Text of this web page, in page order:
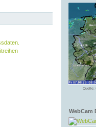
Quelle:
WebCam